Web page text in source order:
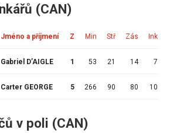
(CAN)
Jméno a příjmení Z Min Stř Zás Ink
Gabriel D’AIGLE 1 53 21 14 7
Carter GEORGE 5 266 90 80 10
v poli (CAN)